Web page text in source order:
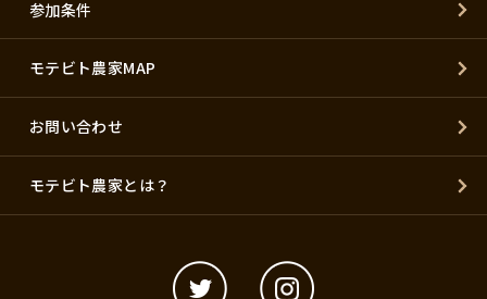
参加条件
モテビト農家MAP
お問い合わせ
モテビト農家とは？